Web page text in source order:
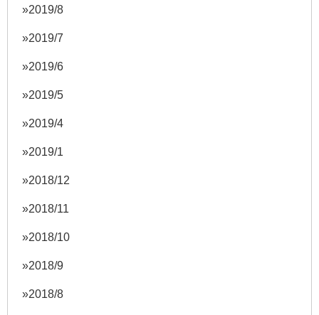
2019/8
2019/7
2019/6
2019/5
2019/4
2019/1
2018/12
2018/11
2018/10
2018/9
2018/8